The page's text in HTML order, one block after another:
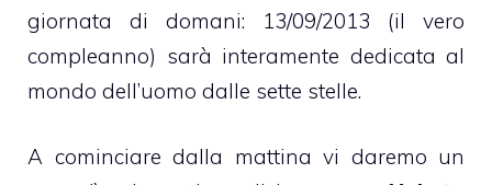
giornata di domani: 13/09/2013 (il vero
compleanno) sarà interamente dedicata al
mondo dell’uomo dalle sette stelle.
A cominciare dalla mattina vi daremo un